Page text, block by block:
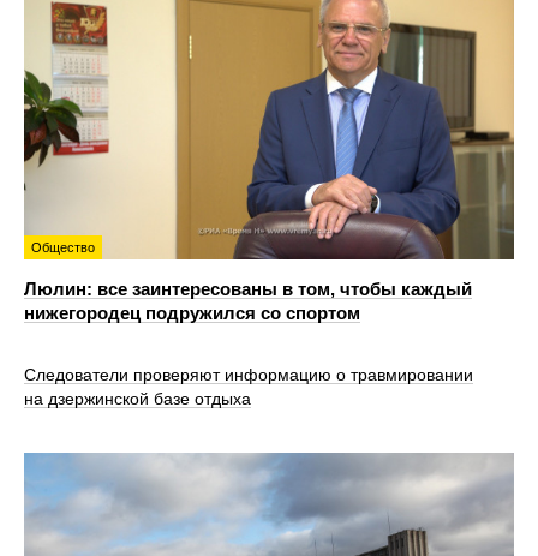
Общество
Люлин: все заинтересованы в том, чтобы каждый
нижегородец подружился со спортом
Следователи проверяют информацию о травмировании
на дзержинской базе отдыха